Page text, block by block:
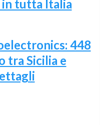
in tutta Italia
448
tra Sicilia e